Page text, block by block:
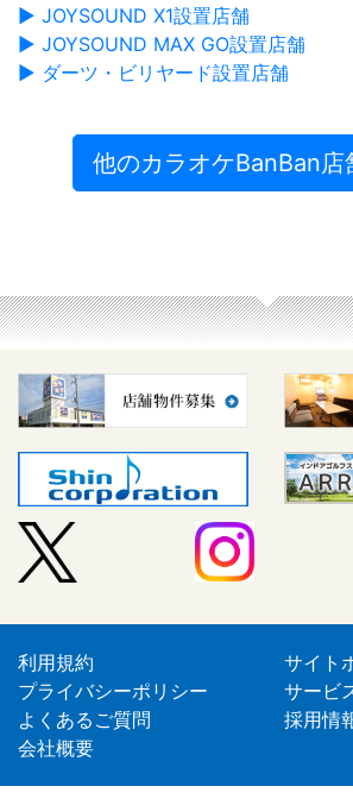
▶ JOYSOUND X1設置店舗
▶ JOYSOUND MAX GO設置店舗
▶ ダーツ・ビリヤード設置店舗
他のカラオケBanBan店
利用規約
サイト
プライバシーポリシー
サービ
よくあるご質問
採用情
会社概要